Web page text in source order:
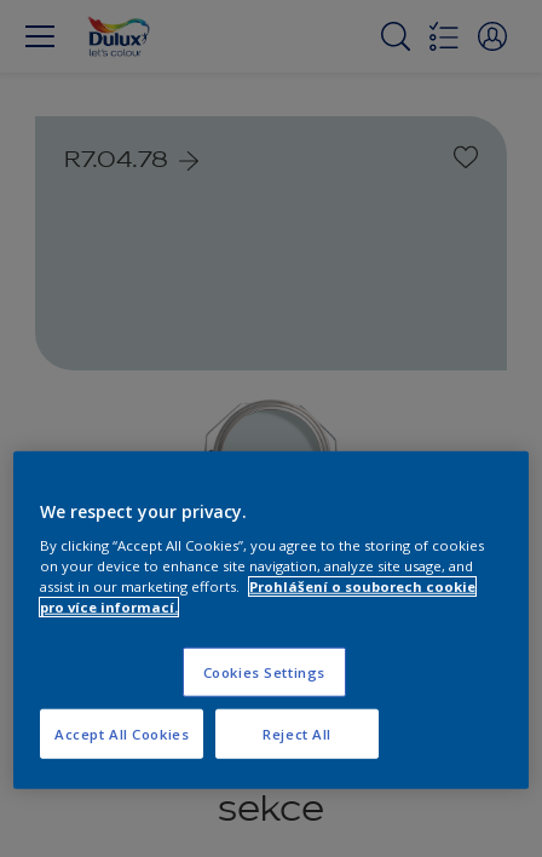
R7.04.78
Najít výrobek v tomto odstínu
Koordinovat barevné
sekce
We respect your privacy.
By clicking “Accept All Cookies”, you agree to the storing of cookies
on your device to enhance site navigation, analyze site usage, and
assist in our marketing efforts.
Prohlášení o souborech cookie
pro více informací.
Cookies Settings
Reject All
Accept All Cookies